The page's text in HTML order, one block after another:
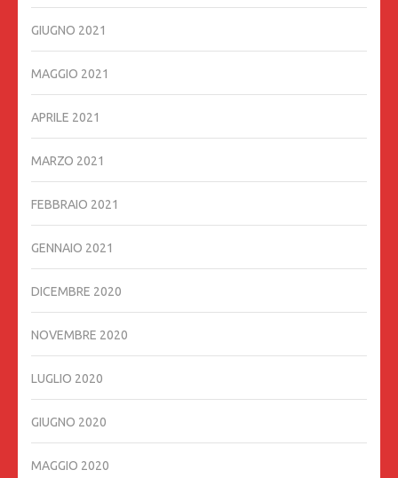
GIUGNO 2021
MAGGIO 2021
APRILE 2021
MARZO 2021
FEBBRAIO 2021
GENNAIO 2021
DICEMBRE 2020
NOVEMBRE 2020
LUGLIO 2020
GIUGNO 2020
MAGGIO 2020